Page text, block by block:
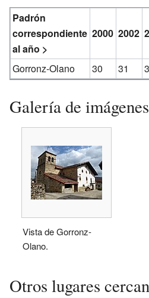
Padrón
correspondiente
al año >
2000 2002
Gorronz-Olano 30 31
Galería de imágenes
Vista de Gorronz-
Olano.
Otros lugares